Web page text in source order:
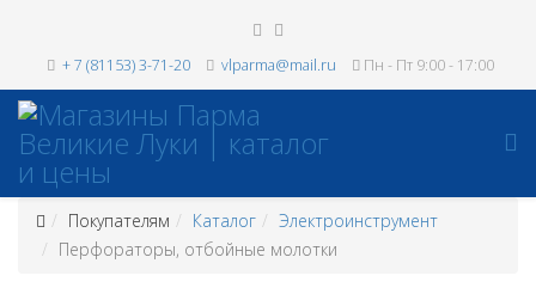
+ 7 (81153) 3-71-20 vlparma@mail.ru Пн - Пт 9:00 - 17:00
Покупателям Каталог
Электроинструмент
Перфораторы, отбойные молотки